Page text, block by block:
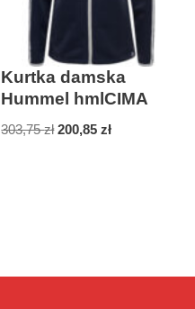
Kurtka damska
Hummel hmlCIMA
303,75zł 200,85zł